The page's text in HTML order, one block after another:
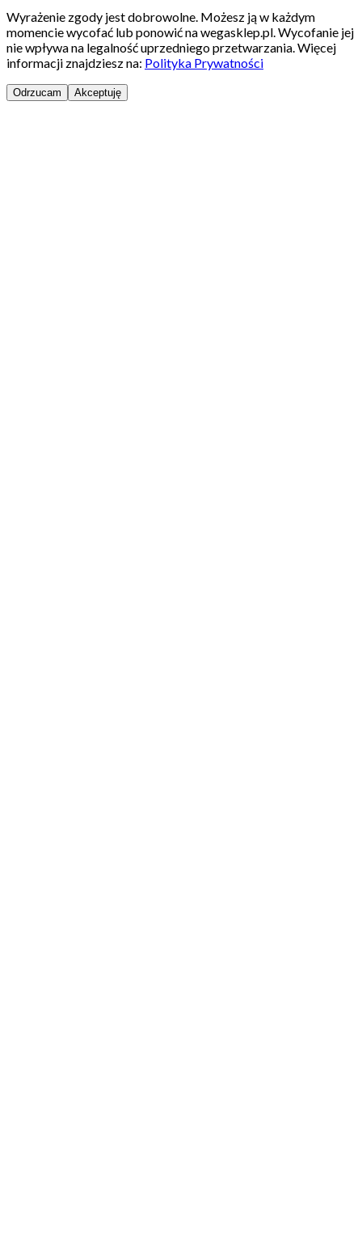
Wyrażenie zgody jest dobrowolne. Możesz ją w każdym
momencie wycofać lub ponowić na wegasklep.pl. Wycofanie jej
nie wpływa na legalność uprzedniego przetwarzania. Więcej
informacji znajdziesz na: Polityka Prywatności
Odrzucam Akceptuję